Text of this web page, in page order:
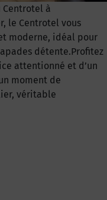
Centrotel à
le Centrotel vous
moderne, idéal pour
détente.Profitez
attentionné et d’un
moment de
véritable